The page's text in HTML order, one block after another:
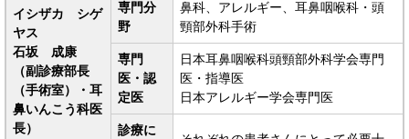
イシザカ シゲ
ヤス
石坂 成康
（副診療部長
（手術室）・耳
鼻いんこう科医
長）
専門分
野
鼻科、アレルギー、耳鼻咽喉科・頭
頸部外科手術
専門
医・認
定医
日本耳鼻咽喉科頭頸部外科学会専門
医・指導医
日本アレルギー学会専門医
診療に